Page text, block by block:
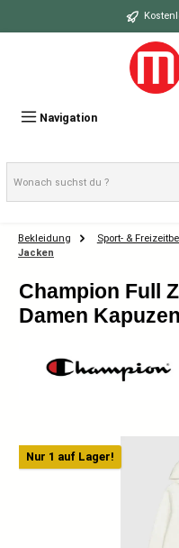
Zum Hauptinhalt springen
Navigation
Bekleidung Sport- &
Jacken
Champion Full
Damen
Bildergalerie überspringen
Nur 1 auf Lager!